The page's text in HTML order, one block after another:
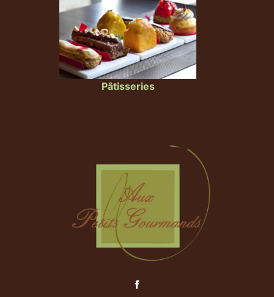
Pâtisseries